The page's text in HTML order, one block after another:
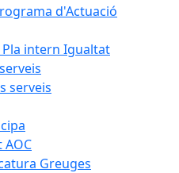
d'Actuació
Pla intern Igualtat
serveis
AOC
Greuges